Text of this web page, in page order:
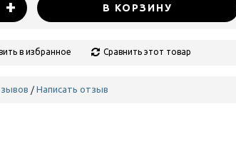
+ В КОРЗИНУ
в избранное Сравнить этот товар
/ Написать отзыв